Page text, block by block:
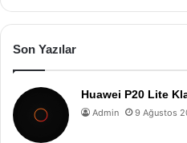
Son Yazılar
Huawei P20 Lite
Admin 9 Ağustos